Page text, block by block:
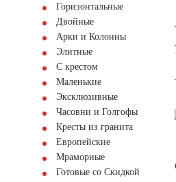
Горизонтальные
Двойные
Арки и Колонны
Элитные
С крестом
Маленькие
Эксклюзивные
Часовни и Голгофы
Кресты из гранита
Европейские
Мраморные
Готовые со Скидкой